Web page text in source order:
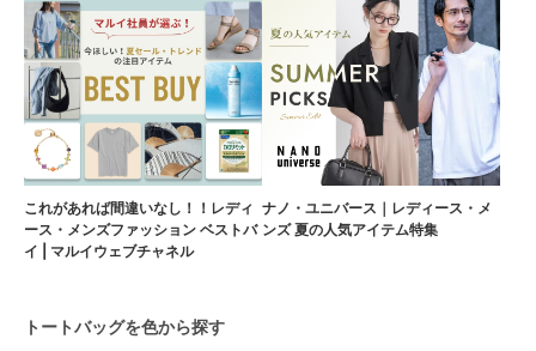
これがあれば間違いなし！！レディ
ース・メンズファッション ベストバ
イ | マルイウェブチャネル
ナノ・ユニバース｜レディース・メ
ンズ 夏の人気アイテム特集
トートバッグを色から探す